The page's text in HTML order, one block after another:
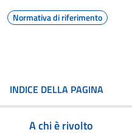
Normativa di riferimento
INDICE DELLA PAGINA
A chi è rivolto